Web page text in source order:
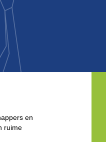
en
ruime